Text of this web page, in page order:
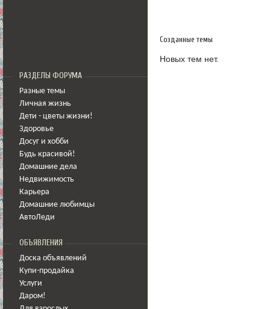
РАЗДЕЛЫ ФОРУМА
Разные темы
Личная жизнь
Дети - цветы жизни!
Здоровье
Досуг и хобби
Будь красивой!
Домашние дела
Недвижимость
Карьера
Домашние любимцы
АвтоЛеди
ОБЪЯВЛЕНИЯ
Доска объявлений
Купи-продайка
Услуги
Даром!
Созданные темы
Новых тем нет.